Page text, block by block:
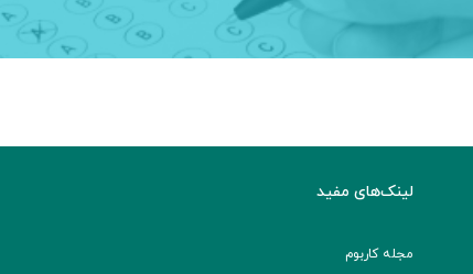
لینک‌های مفید
مجله کاربوم